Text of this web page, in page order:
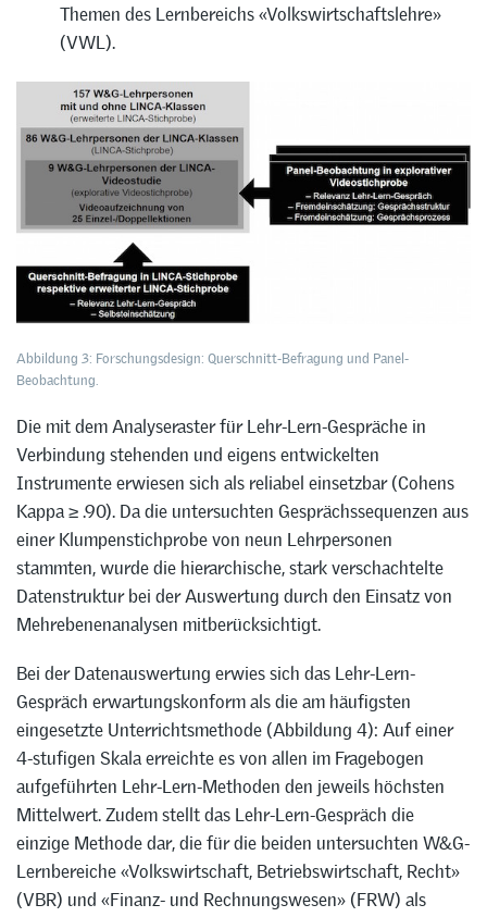
Themen des Lernbereichs «Volkswirtschaftslehre»
(VWL).
Abbildung 3: Forschungsdesign: Querschnitt-Befragung und Panel-
Beobachtung.
Die mit dem Analyseraster für Lehr-Lern-Gespräche in
Verbindung stehenden und eigens entwickelten
Instrumente erwiesen sich als reliabel einsetzbar (Cohens
Kappa ≥ .90). Da die untersuchten Gesprächssequenzen aus
einer Klumpenstichprobe von neun Lehrpersonen
stammten, wurde die hierarchische, stark verschachtelte
Datenstruktur bei der Auswertung durch den Einsatz von
Mehrebenenanalysen mitberücksichtigt.
Bei der Datenauswertung erwies sich das Lehr-Lern-
Gespräch erwartungskonform als die am häufigsten
eingesetzte Unterrichtsmethode (Abbildung 4): Auf einer
4-stufigen Skala erreichte es von allen im Fragebogen
aufgeführten Lehr-Lern-Methoden den jeweils höchsten
Mittelwert. Zudem stellt das Lehr-Lern-Gespräch die
einzige Methode dar, die für die beiden untersuchten W&G-
Lernbereiche «Volkswirtschaft, Betriebswirtschaft, Recht»
(VBR) und «Finanz- und Rechnungswesen» (FRW) als